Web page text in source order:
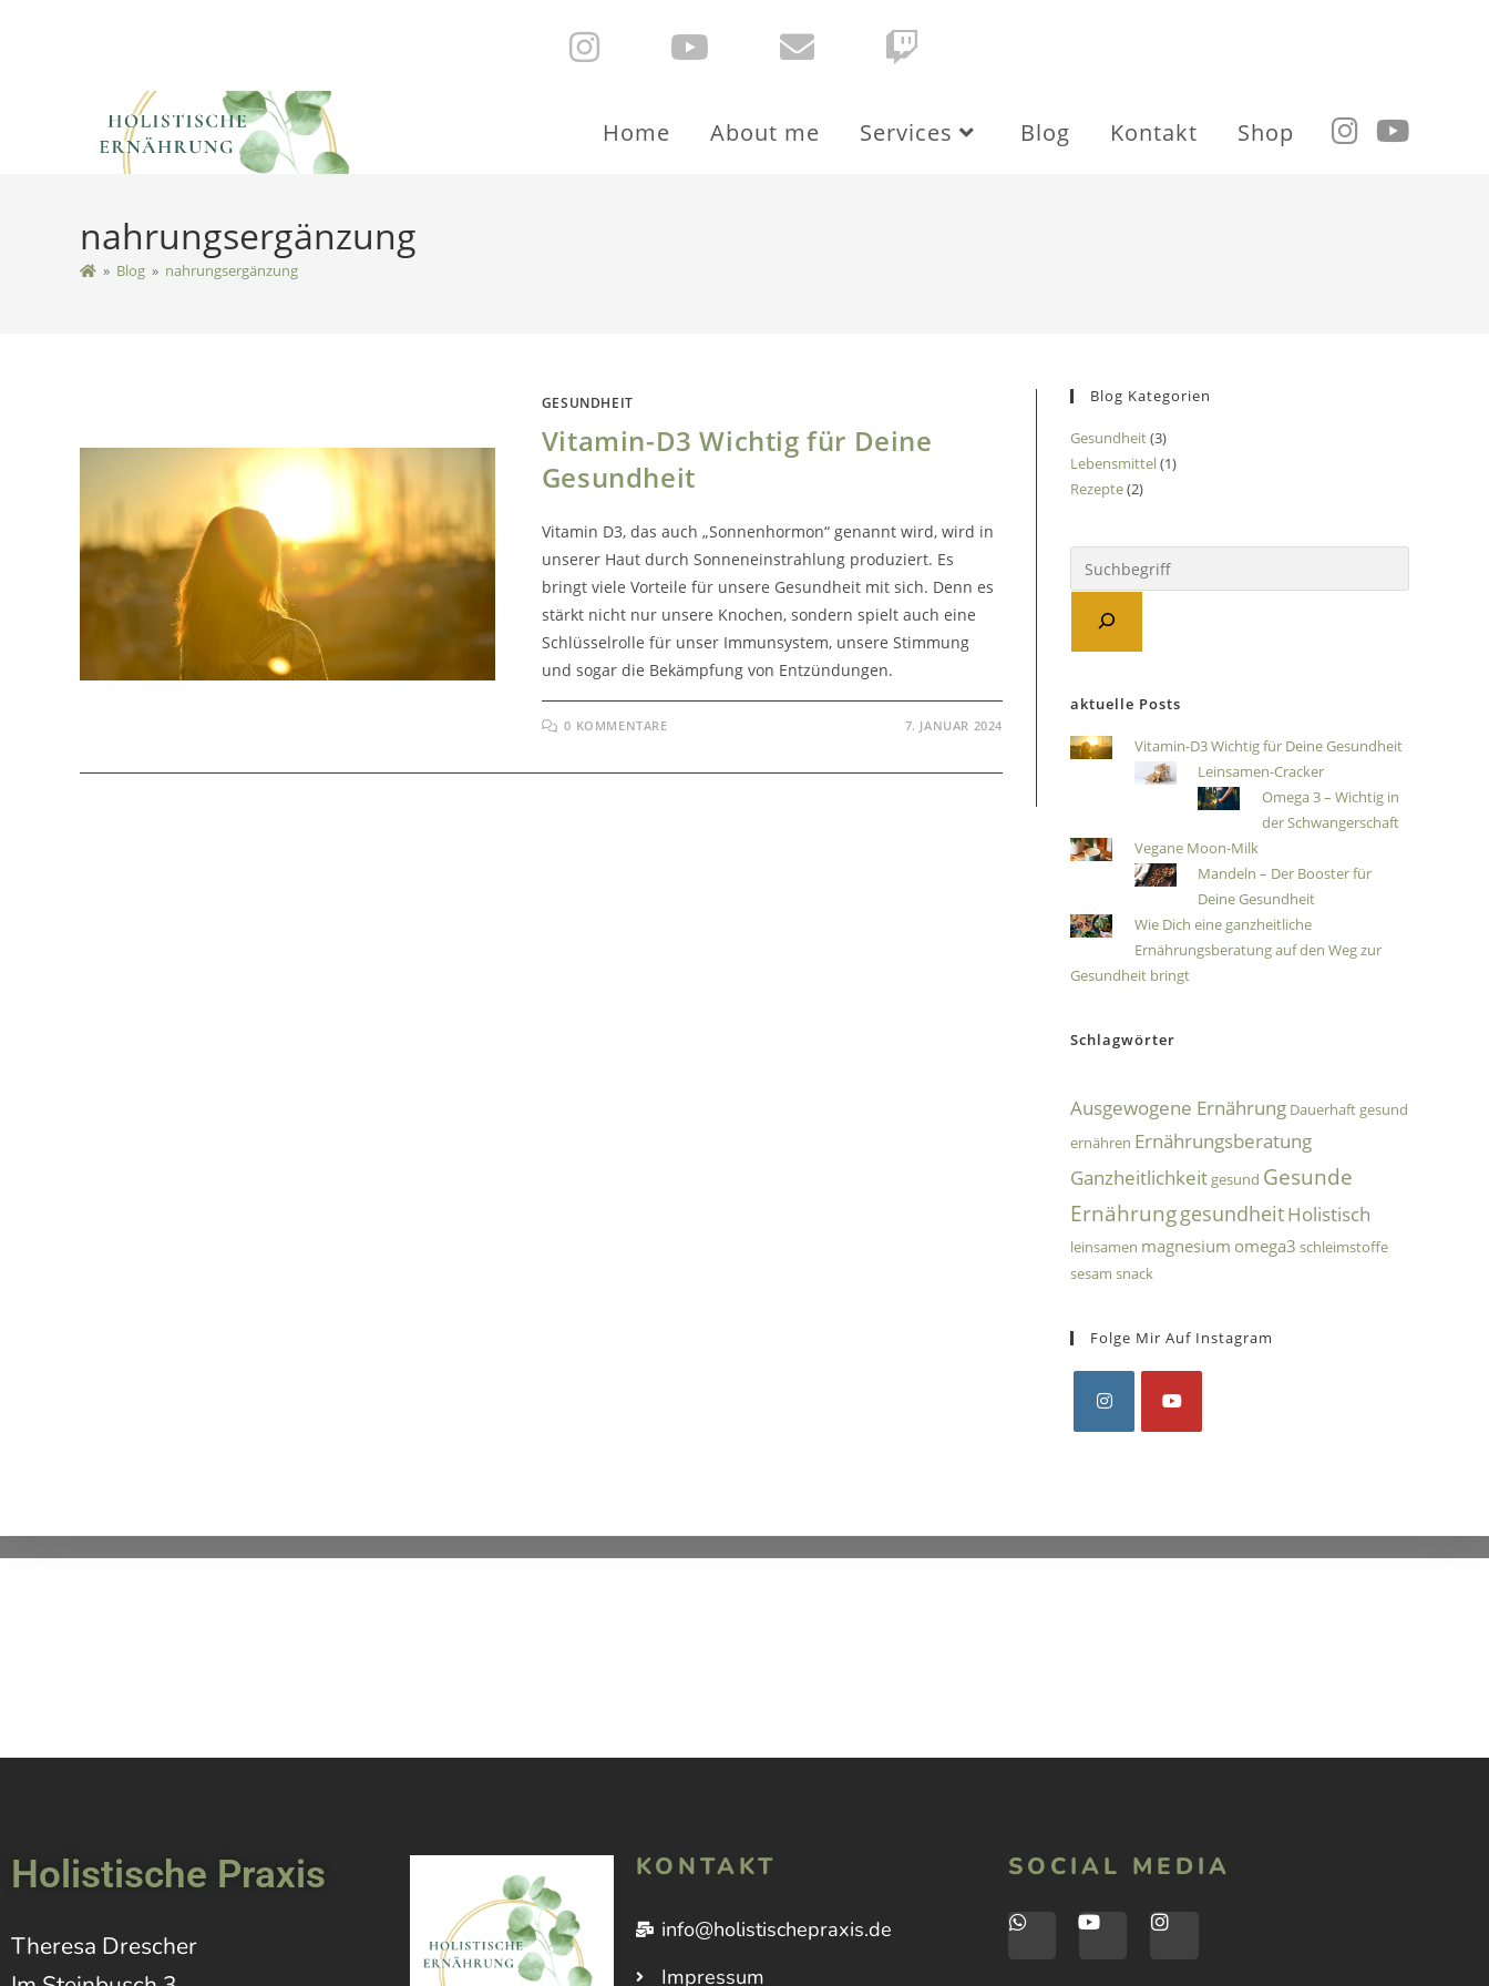
Home About me Services Blog Kontakt Shop
nahrungsergänzung
» Blog » nahrungsergänzung
GESUNDHEIT
Vitamin-D3 Wichtig für Deine
Gesundheit
Vitamin D3, das auch „Sonnenhormon“ genannt wird, wird in
unserer Haut durch Sonneneinstrahlung produziert. Es
bringt viele Vorteile für unsere Gesundheit mit sich. Denn es
stärkt nicht nur unsere Knochen, sondern spielt auch eine
Schlüsselrolle für unser Immunsystem, unsere Stimmung
und sogar die Bekämpfung von Entzündungen.
0 KOMMENTARE 7. JANUAR 2024
Blog Kategorien
Gesundheit(3)
Lebensmittel(1)
Rezepte(2)
aktuelle Posts
Vitamin-D3 Wichtig für Deine Gesundheit
Leinsamen-Cracker
Omega 3 – Wichtig in
der Schwangerschaft
Vegane Moon-Milk
Mandeln – Der Booster für
Deine Gesundheit
Wie Dich eine ganzheitliche
Ernährungsberatung auf den Weg zur
Gesundheit bringt
Schlagwörter
Ausgewogene Ernährung Dauerhaft gesund
ernähren Ernährungsberatung
Ganzheitlichkeit gesund Gesunde
ErnährunggesundheitHolistisch
leinsamen magnesium omega3 schleimstoffe
sesam snack
Folge Mir Auf Instagram
Holistische Praxis
Theresa Drescher
KONTAKT
info@holistischepraxis.de
Impressum
SOCIAL MEDIA